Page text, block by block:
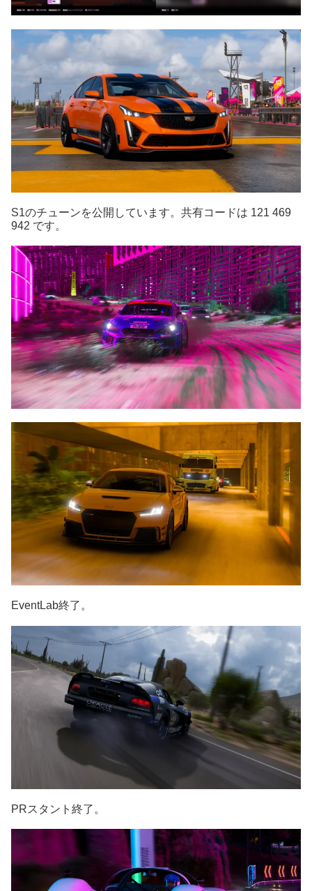
S1のチューンを公開しています。共有コードは 121 469
942 です。
EventLab終了。
PRスタント終了。